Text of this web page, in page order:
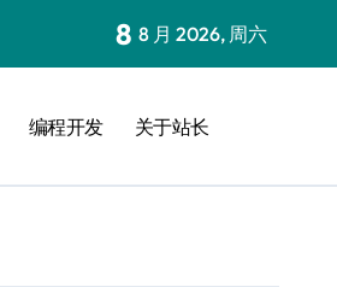
8 8 月 2026, 周六
编程开发 关于站长